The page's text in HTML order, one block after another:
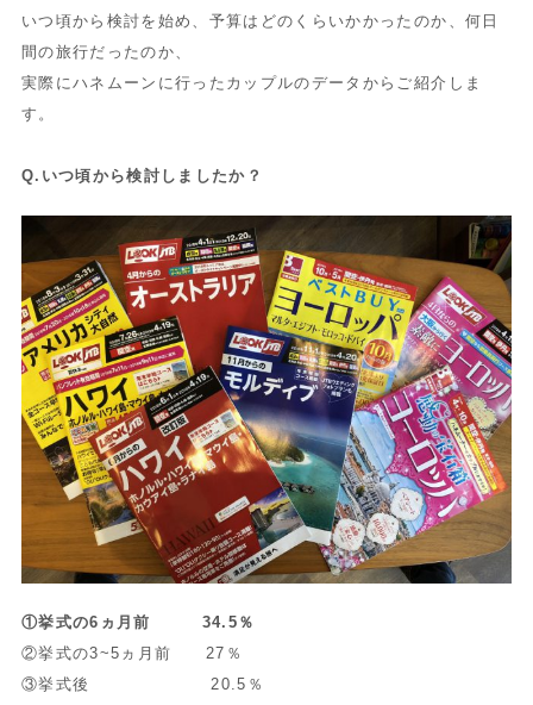
いつ頃から検討を始め、予算はどのくらいかかったのか、何日
間の旅行だったのか、
実際にハネムーンに行ったカップルのデータからご紹介しま
す。
Q.いつ頃から検討しましたか？
①挙式の6ヵ月前 34.5％
②挙式の3~5ヵ月前 27％
③挙式後 20.5％